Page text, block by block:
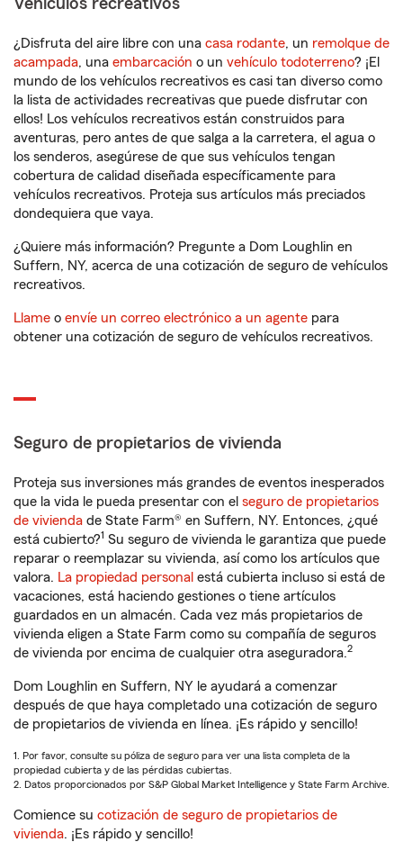
Vehículos recreativos
¿Disfruta del aire libre con una casa rodante, un remolque de
acampada, una embarcación o un vehículo todoterreno? ¡El
mundo de los vehículos recreativos es casi tan diverso como
la lista de actividades recreativas que puede disfrutar con
ellos! Los vehículos recreativos están construidos para
aventuras, pero antes de que salga a la carretera, el agua o
los senderos, asegúrese de que sus vehículos tengan
cobertura de calidad diseñada específicamente para
vehículos recreativos. Proteja sus artículos más preciados
dondequiera que vaya.
¿Quiere más información? Pregunte a Dom Loughlin en
Suffern, NY, acerca de una cotización de seguro de vehículos
recreativos.
Llame o envíe un correo electrónico a un agente para
obtener una cotización de seguro de vehículos recreativos.
Seguro de propietarios de vivienda
Proteja sus inversiones más grandes de eventos inesperados
que la vida le pueda presentar con el seguro de propietarios
de vivienda de State Farm® en Suffern, NY. Entonces, ¿qué
está cubierto?1 Su seguro de vivienda le garantiza que puede
reparar o reemplazar su vivienda, así como los artículos que
valora. La propiedad personal está cubierta incluso si está de
vacaciones, está haciendo gestiones o tiene artículos
guardados en un almacén. Cada vez más propietarios de
vivienda eligen a State Farm como su compañía de seguros
de vivienda por encima de cualquier otra aseguradora.2
Dom Loughlin en Suffern, NY le ayudará a comenzar
después de que haya completado una cotización de seguro
de propietarios de vivienda en línea. ¡Es rápido y sencillo!
1. Por favor, consulte su póliza de seguro para ver una lista completa de la
propiedad cubierta y de las pérdidas cubiertas.
2. Datos proporcionados por S&P Global Market Intelligence y State Farm Archive.
Comience su cotización de seguro de propietarios de
vivienda. ¡Es rápido y sencillo!